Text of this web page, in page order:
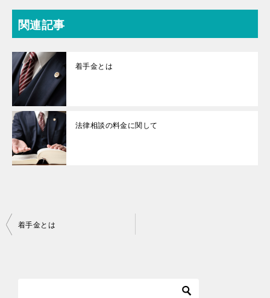
関連記事
着手金とは
法律相談の料金に関して
投
着手金とは